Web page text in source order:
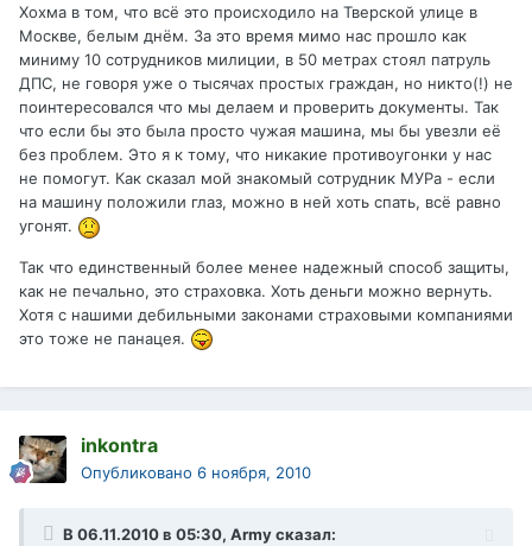
Хохма в том, что всё это происходило на Тверской улице в
Москве, белым днём. За это время мимо нас прошло как
миниму 10 сотрудников милиции, в 50 метрах стоял патруль
ДПС, не говоря уже о тысячах простых граждан, но никто(!) не
поинтересовался что мы делаем и проверить документы. Так
что если бы это была просто чужая машина, мы бы увезли её
без проблем. Это я к тому, что никакие противоугонки у нас
не помогут. Как сказал мой знакомый сотрудник МУРа - если
на машину положили глаз, можно в ней хоть спать, всё равно
угонят.
Так что единственный более менее надежный способ защиты,
как не печально, это страховка. Хоть деньги можно вернуть.
Хотя с нашими дебильными законами страховыми компаниями
это тоже не панацея.
inkontra
Опубликовано 6 ноября, 2010
В 06.11.2010 в 05:30, Army сказал: